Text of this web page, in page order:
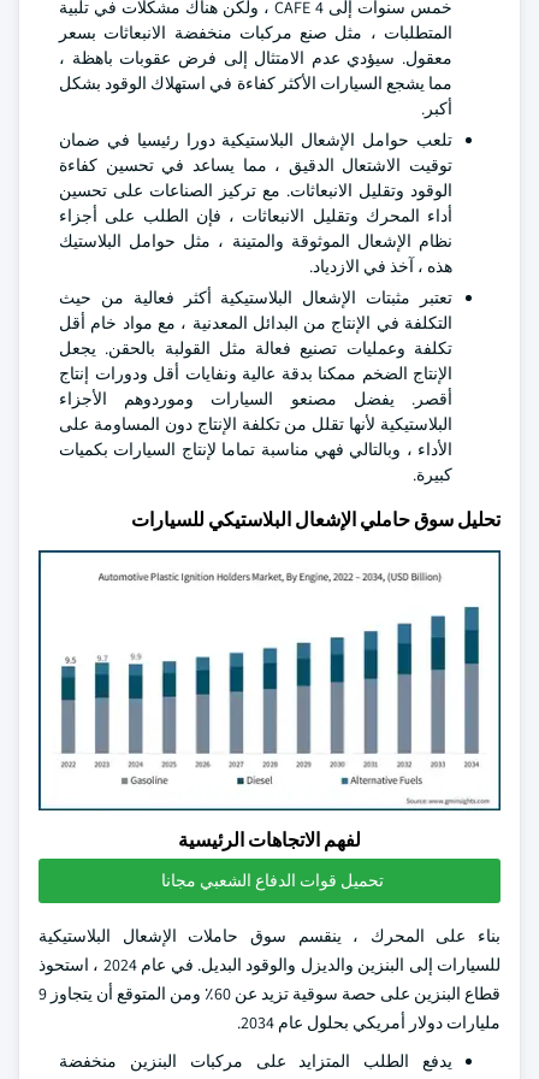
خمس سنوات إلى CAFE 4 ، ولكن هناك مشكلات في تلبية
المتطلبات ، مثل صنع مركبات منخفضة الانبعاثات بسعر
معقول. سيؤدي عدم الامتثال إلى فرض عقوبات باهظة ،
مما يشجع السيارات الأكثر كفاءة في استهلاك الوقود بشكل
أكبر.
تلعب حوامل الإشعال البلاستيكية دورا رئيسيا في ضمان
توقيت الاشتعال الدقيق ، مما يساعد في تحسين كفاءة
الوقود وتقليل الانبعاثات. مع تركيز الصناعات على تحسين
أداء المحرك وتقليل الانبعاثات ، فإن الطلب على أجزاء
نظام الإشعال الموثوقة والمتينة ، مثل حوامل البلاستيك
هذه ، آخذ في الازدياد.
تعتبر مثبتات الإشعال البلاستيكية أكثر فعالية من حيث
التكلفة في الإنتاج من البدائل المعدنية ، مع مواد خام أقل
تكلفة وعمليات تصنيع فعالة مثل القولبة بالحقن. يجعل
الإنتاج الضخم ممكنا بدقة عالية ونفايات أقل ودورات إنتاج
أقصر. يفضل مصنعو السيارات وموردوهم الأجزاء
البلاستيكية لأنها تقلل من تكلفة الإنتاج دون المساومة على
الأداء ، وبالتالي فهي مناسبة تماما لإنتاج السيارات بكميات
كبيرة.
تحليل سوق حاملي الإشعال البلاستيكي للسيارات
لفهم الاتجاهات الرئيسية
تحميل قوات الدفاع الشعبي مجانا
بناء على المحرك ، ينقسم سوق حاملات الإشعال البلاستيكية
للسيارات إلى البنزين والديزل والوقود البديل. في عام 2024 ، استحوذ
قطاع البنزين على حصة سوقية تزيد عن 60٪ ومن المتوقع أن يتجاوز 9
مليارات دولار أمريكي بحلول عام 2034.
يدفع الطلب المتزايد على مركبات البنزين منخفضة